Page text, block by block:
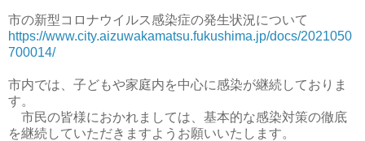
市の新型コロナウイルス感染症の発生状況について
https://www.city.aizuwakamatsu.fukushima.jp/docs/2021050
700014/
市内では、子どもや家庭内を中心に感染が継続しておりま
す。
市民の皆様におかれましては、基本的な感染対策の徹底
を継続していただきますようお願いいたします。